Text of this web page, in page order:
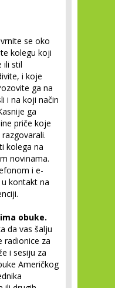
se oko
kolegu koji
ili stil
i koje
ga na
i na koji način
ga
priče koje
kolega na
novinama.
i e-
kontakt na
obuke.
da vas šalju
radionice za
i sesiju za
Američkog